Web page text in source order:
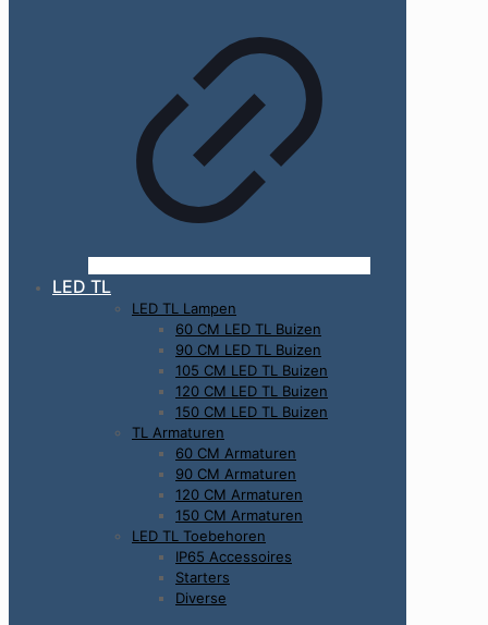
LED TL
LED TL Lampen
60 CM LED TL Buizen
90 CM LED TL Buizen
105 CM LED TL Buizen
120 CM LED TL Buizen
150 CM LED TL Buizen
TL Armaturen
60 CM Armaturen
90 CM Armaturen
120 CM Armaturen
150 CM Armaturen
LED TL Toebehoren
IP65 Accessoires
Starters
Diverse